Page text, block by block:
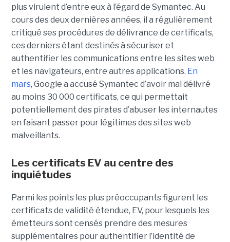
plus virulent d’entre eux à l’égard de Symantec. Au
cours des deux dernières années, il a régulièrement
critiqué ses procédures de délivrance de certificats,
ces derniers étant destinés à sécuriser et
authentifier les communications entre les sites web
et les navigateurs, entre autres applications. En
mars, Google a accusé Symantec d’avoir mal délivré
au moins 30 000 certificats, ce qui permettait
potentiellement des pirates d’abuser les internautes
en faisant passer pour légitimes des sites web
malveillants.
Les certificats EV au centre des
inquiétudes
Parmi les points les plus préoccupants figurent les
certificats de validité étendue, EV, pour lesquels les
émetteurs sont censés prendre des mesures
supplémentaires pour authentifier l’identité de